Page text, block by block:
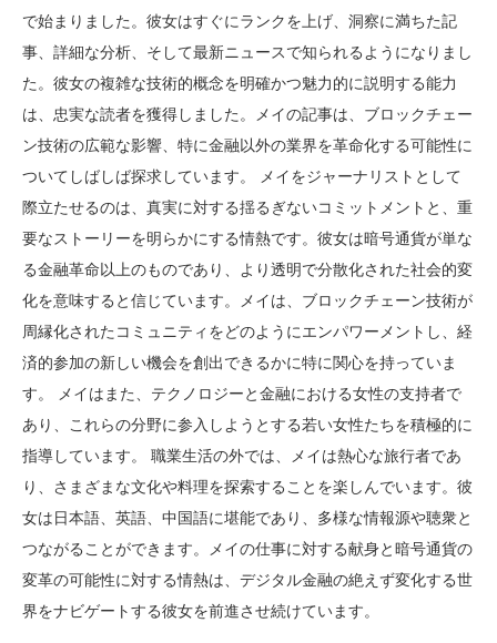
で始まりました。彼女はすぐにランクを上げ、洞察に満ちた記
事、詳細な分析、そして最新ニュースで知られるようになりまし
た。彼女の複雑な技術的概念を明確かつ魅力的に説明する能力
は、忠実な読者を獲得しました。メイの記事は、ブロックチェー
ン技術の広範な影響、特に金融以外の業界を革命化する可能性に
ついてしばしば探求しています。 メイをジャーナリストとして
際立たせるのは、真実に対する揺るぎないコミットメントと、重
要なストーリーを明らかにする情熱です。彼女は暗号通貨が単な
る金融革命以上のものであり、より透明で分散化された社会的変
化を意味すると信じています。メイは、ブロックチェーン技術が
周縁化されたコミュニティをどのようにエンパワーメントし、経
済的参加の新しい機会を創出できるかに特に関心を持っていま
す。 メイはまた、テクノロジーと金融における女性の支持者で
あり、これらの分野に参入しようとする若い女性たちを積極的に
指導しています。 職業生活の外では、メイは熱心な旅行者であ
り、さまざまな文化や料理を探索することを楽しんでいます。彼
女は日本語、英語、中国語に堪能であり、多様な情報源や聴衆と
つながることができます。メイの仕事に対する献身と暗号通貨の
変革の可能性に対する情熱は、デジタル金融の絶えず変化する世
界をナビゲートする彼女を前進させ続けています。